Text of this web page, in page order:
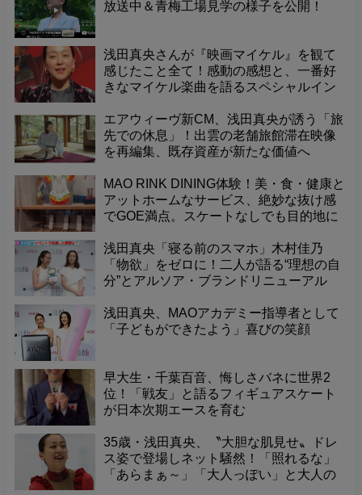
放送中＆青梅工場見学の様子を公開！
浅田真央さんが『映画マイケル』を観て
感じたこと全て！感動の感想と、一番好
きなマイケル楽曲を語るスペシャルイン
エアウィーヴ新CM、浅田真央が誘う「旅
先での休息」！出雲の老舗旅館滞在映像
を再編集、既存資産が新たな価値へ
MAO RINK DINING体験！美・食・健康と
アットホームなサービス、絶妙な抜け感
でGOE満点。スケートなしでも目的地に
グ！
浅田真央「寝る前のスマホ」木村佳乃
「物欲」をゼロに！二人が語る“理想の自
分”とアルソア・ブランドリニューアル
浅田真央、MAOアカデミー指導者として
「子どもができたよう」喜びの笑顔
早大生・千葉百音、悔しさバネに世界2
位！「戦友」と語るフィギュアスケート
が日本次期エースを育む
35歳・浅田真央、〝大胆な肌見せ〟ドレ
ス姿で登場しネット騒然！「照れるな」
「あらまぁ～」「大人っぽい」と大人の